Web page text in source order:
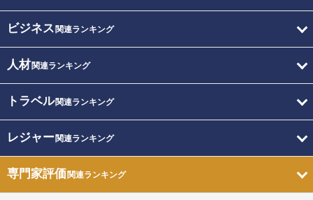
ビジネス 関連ランキング
人材関連ランキング
トラベル関連ランキング
レジャー関連ランキング
専門家評価関連ランキング